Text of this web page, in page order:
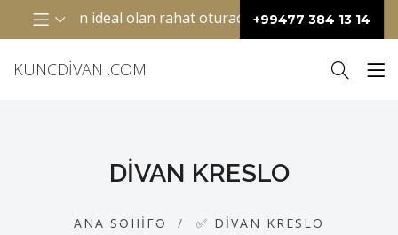
üçün ideal olan rahat oturacaq mebelidir. Adətən
+99477 384 13 14
KUNCDIVAN .COM
DIVAN KRESLO
ANA SƏHIFƏ
✅ DIVAN KRESLO